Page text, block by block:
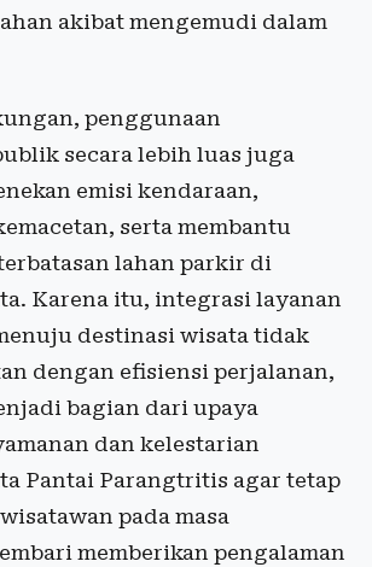
akibat mengemudi dalam
penggunaan
secara lebih luas juga
emisi kendaraan,
serta membantu
lahan parkir di
Karena itu, integrasi layanan
destinasi wisata tidak
dengan efisiensi perjalanan,
bagian dari upaya
dan kelestarian
Pantai Parangtritis agar tetap
pada masa
memberikan pengalaman